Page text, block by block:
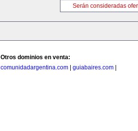
Serán consideradas
Otros dominios en venta:
comunidadargentina.com
guiabaires.com